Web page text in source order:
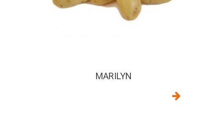
MARILYN